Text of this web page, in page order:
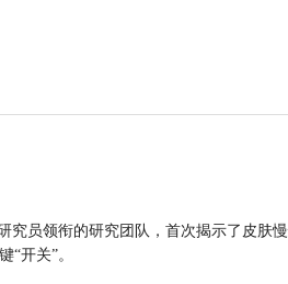
究员领衔的研究团队，首次揭示了皮肤
“开关”。